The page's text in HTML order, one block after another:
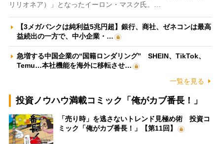
リリオネア）」となったイーロン・マスク氏。…
【3メガバンクは純利益5兆円超】銀行、商社、ゼネコンは最高
益続出の一方で、中小企業・…
急増する中国企業の“国籍ロンダリング” SHEIN、TikTok、
Temu…本社機能を海外に移転させ…
一覧を見る
投資ノウハウ満載コミック「俺がカブ番長！」
「売り時」を逃さないトレンド見極め術 投資コ
ミック「俺がカブ番長！」【第11回】